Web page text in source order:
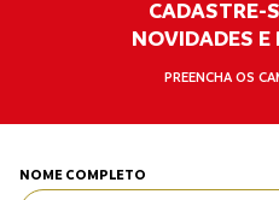
CADASTRE-
NOVIDADES E
PREENCHA OS
NOME COMPLETO